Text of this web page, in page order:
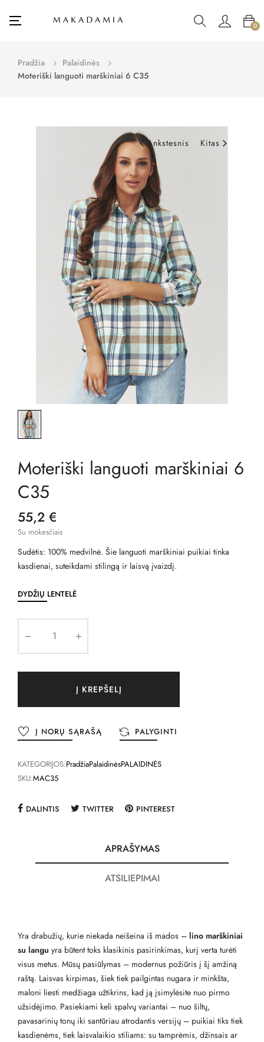
Toggle
☰ 0
Pradžia
Palaidinės
Moteriški languoti marškiniai 6 C35
Ankstesnis Kitas
Moteriški languoti marškiniai 6
C35
55,2 €
Su mokesčiais
Sudėtis: 100% medvilnė. Šie languoti marškiniai puikiai tinka
kasdienai, suteikdami stilingą ir laisvą įvaizdį.
DYDŽIŲ LENTELĖ
Į KREPŠELĮ
Į NORŲ SĄRAŠĄ PALYGINTI
KATEGORIJOS:PradžiaPalaidinėsPALAIDINĖS
SKU:MAC35
DALINTIS TWITTER PINTEREST
APRAŠYMAS
ATSILIEPIMAI
Yra drabužių, kurie niekada neišeina iš mados – lino marškiniai
su langu yra būtent toks klasikinis pasirinkimas, kurį verta turėti
visus metus. Mūsų pasiūlymas – modernus požiūris į šį amžiną
raštą. Laisvas kirpimas, šiek tiek pailgintas nugara ir minkšta,
maloni liesti medžiaga užtikrins, kad ją įsimylėsite nuo pirmo
užsidėjimo. Pasiekiami keli spalvų variantai – nuo šiltų,
pavasarinių tonų iki santūriau atrodantis versijų – puikiai tiks tiek
kasdienėms, tiek laisvalaikio stiliams: su tamprėmis, džinsais ar